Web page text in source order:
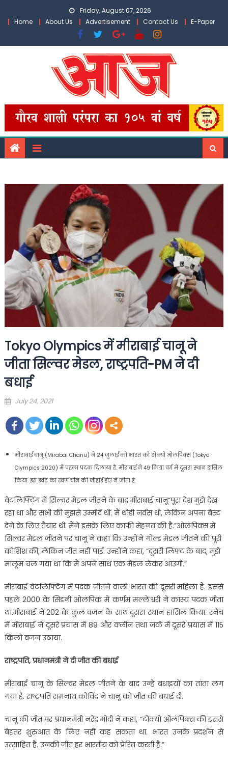
Friday, August 07, 2026
Home
About Us Advertisement Contact Us E-Paper
Tokyo Olympics में मीराबाई चानू ने
जीता सिल्वर मेडल, राष्ट्रपति-PM ने दी
बधाई
Posted
July 24, 2021
मीराबाई चानू (Mirabai Chanu) ने 24 जुलाई को भारत को टोक्यो ओलंपिक्स (Tokyo
Olympics 2020) में पहला पदक दिलाया है. मीराबाई ने 49 किग्रा वर्ग में दूसरा स्थान हासिल
किया. इस इवेंट का स्वर्ण चीन की जीहोई होउ ने जीता है.
वेटलिफ्टिंग में सिल्वर मेडल जीतने के बाद मीराबाई चानू”पूरा देश मुझे देख
रहा था और सभी की मुझसे उम्मीदें थीं. मैं थोड़ी नर्वस थी, लेकिन अपना बेस्ट
देने के लिए तैयार थी. मैंने इसके लिए काफी मेहनत की है.”ओलंपिक्स में
सिल्वर मेडल जीतने पर चानू ने कहा कि उन्होंने गोल्ड मेडल जीतने की पूरी
कोशिश की, लेकिन जीत नहीं पाईं. उन्होंने कहा, “दूसरी लिफ्ट के बाद, मुझे
मालूम चल गया था कि मैं अपने साथ एक मेडल लेकर आउंगी.”
मीराबाई वेटलिफ्टिंग में पदक जीतने वाली भारत की दूसरी महिला हैं. इससे
पहले 2000 के सिडनी ओलंपिक में कर्णम मल्लेश्वरी ने कांस्य पदक जीता
था.मीराबाई ने 202 के कुल वजन के साथ दूसरा स्थान हासिल किया. स्नैच
में मीराबाई ने दूसरे प्रयास में 89 और क्लीन तथा जर्क में दूसरे प्रयास में 115
किलो वजन उठाया.
राष्ट्रपति, प्रधानमंत्री ने दी जीत की बधाई
मीराबाई चानू के सिल्वर मेडल जीतने के बाद उन्हें बधाइयों का तांता लग
गया है. राष्ट्रपति रामनाथ कोविंद ने चानू को जीत की बधाई दी.
चानू की जीत पर प्रधानमंत्री नरेंद्र मोदी ने कहा, “टोक्यो ओलंपिक्स की इससे
बेहतर शुरुआत के लिए नहीं कह सकता था. भारत उनके प्रदर्शन से
उत्साहित है. उनकी जीत हर भारतीय को प्रेरित करती है.”